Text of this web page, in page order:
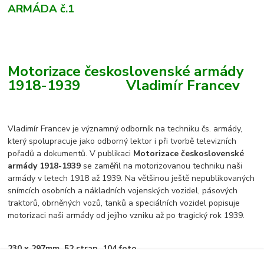
ARMÁDAč.1
Motorizace československé armády
1918-1939 Vladimír Francev
Vladimír Francev je významný odborník na techniku čs. armády,
který spolupracuje jako odborný lektor i při tvorbě televizních
pořadů a dokumentů. V publikaci Motorizace československé
armády 1918-1939 se zaměřil na motorizovanou techniku naši
armády v letech 1918 až 1939. Na většinou ještě nepublikovaných
snímcích osobních a nákladních vojenských vozidel, pásových
traktorů, obrněných vozů, tanků a speciálních vozidel popisuje
motorizaci naši armády od jejího vzniku až po tragický rok 1939.
230 x 297mm, 52 stran, 104 foto.